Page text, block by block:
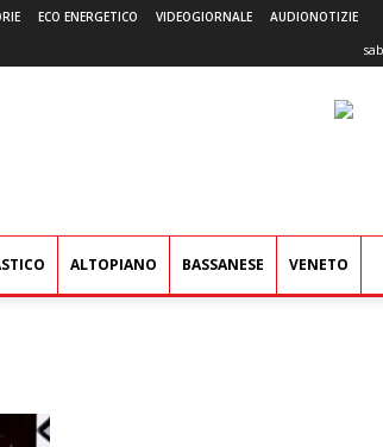
ECO ENERGETICO VIDEOGIORNALE AUDIONOTIZIE
ALTOPIANO BASSANESE VENETO